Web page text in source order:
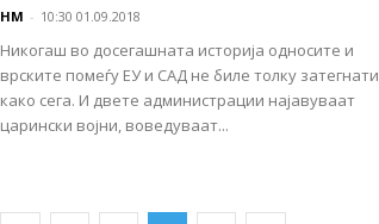
НМ - 10:30 01.09.2018
Никогаш во досегашната историја односите и
врските помеѓу ЕУ и САД не биле толку затегнати
како сега. И двете администрации најавуваат
царински војни, воведуваат...